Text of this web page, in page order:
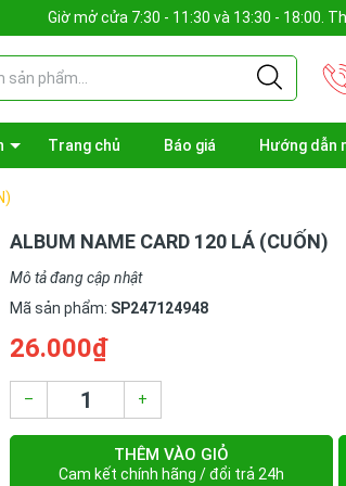
Giờ mở cửa 7:30 - 11:30 và 13:30 - 18:00.
Trang chủ Báo giá Hướng dẫn
ALBUM NAME CARD 120 LÁ (CUỐN)
Mô tả đang cập nhật
Mã sản phẩm: SP247124948
26.000₫
– +
THÊM VÀO GIỎ
Cam kết chính hãng / đổi trả 24h